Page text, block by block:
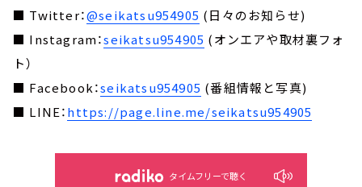
■ Twitter：@seikatsu954905 (日々のお知らせ)
■ Instagram：seikatsu954905 (オンエアや取材裏フォ
ト）
■ Facebook：seikatsu954905 (番組情報と写真)
■ LINE：https://page.line.me/seikatsu954905
タイムフリーで聴く